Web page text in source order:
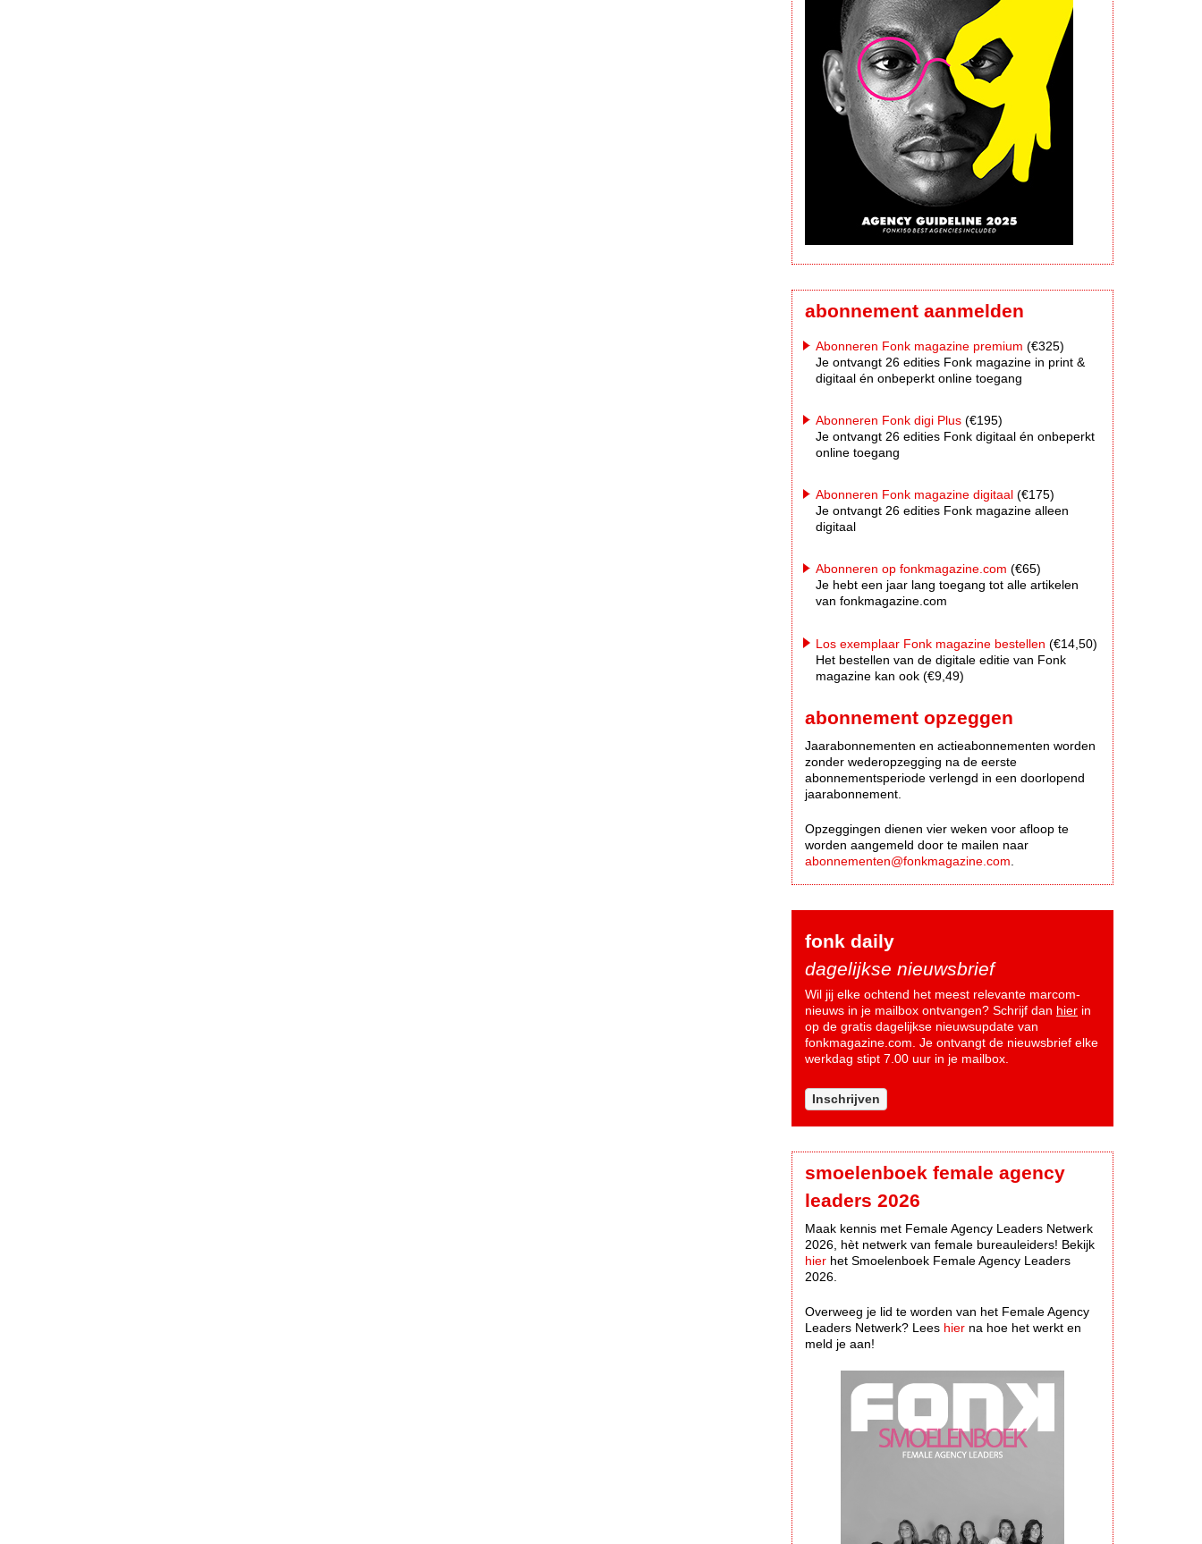
abonnement aanmelden
Abonneren Fonk magazine premium (€325)
Je ontvangt 26 edities Fonk magazine in print &
digitaal én onbeperkt online toegang
Abonneren Fonk digi Plus (€195)
Je ontvangt 26 edities Fonk digitaal én onbeperkt
online toegang
Abonneren Fonk magazine digitaal (€175)
Je ontvangt 26 edities Fonk magazine alleen
digitaal
Abonneren op fonkmagazine.com (€65)
Je hebt een jaar lang toegang tot alle artikelen
van fonkmagazine.com
Los exemplaar Fonk magazine bestellen (€14,50)
Het bestellen van de digitale editie van Fonk
magazine kan ook (€9,49)
abonnement opzeggen
Jaarabonnementen en actieabonnementen worden
zonder wederopzegging na de eerste
abonnementsperiode verlengd in een doorlopend
jaarabonnement.
Opzeggingen dienen vier weken voor afloop te
worden aangemeld door te mailen naar
abonnementen@fonkmagazine.com
fonk daily
dagelijkse nieuwsbrief
Wil jij elke ochtend het meest relevante marcom-
nieuws in je mailbox ontvangen? Schrijf dan hier in
op de gratis dagelijkse nieuwsupdate van
fonkmagazine.com. Je ontvangt de nieuwsbrief elke
werkdag stipt 7.00 uur in je mailbox.
Inschrijven
smoelenboek female agency
leaders 2026
Maak kennis met Female Agency Leaders Netwerk
2026, hèt netwerk van female bureauleiders! Bekijk
hier het Smoelenboek Female Agency Leaders
2026.
Overweeg je lid te worden van het Female Agency
Leaders Netwerk? Lees hier na hoe het werkt en
meld je aan!